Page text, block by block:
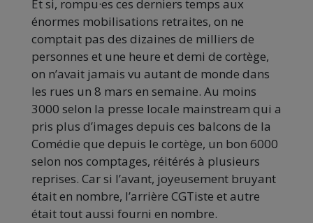
Et si, rompu·es ces derniers temps aux
énormes mobilisations retraites, on ne
comptait pas des dizaines de milliers de
personnes et une heure et demi de cortège,
on n’avait jamais vu autant de monde dans
les rues un 8 mars en semaine. Au moins
3000 selon la presse locale mainstream qui a
pris plus d’images depuis ces balcons de la
Comédie que depuis le cortège, un bon 6000
selon nos comptages, réitérés à plusieurs
reprises. Car si l’avant, joyeusement bruyant
était en nombre, l’arrière CGTiste et autre
était tout aussi fourni en nombre.